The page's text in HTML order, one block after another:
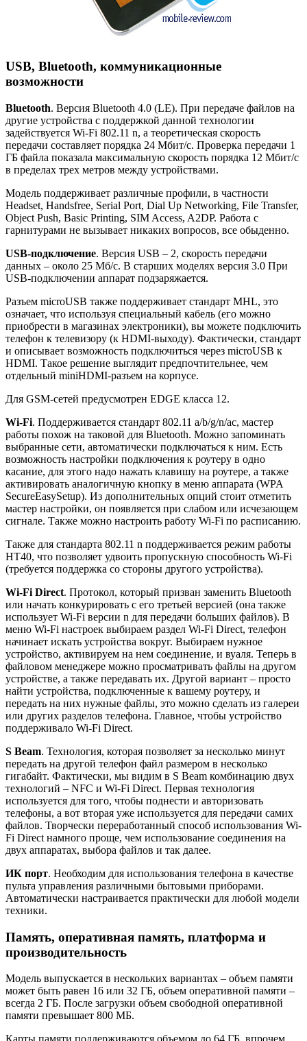
USB, Bluetooth, коммуникационные
возможности
Bluetooth. Версия Bluetooth 4.0 (LE). При передаче файлов на
другие устройства с поддержкой данной технологии
задействуется Wi-Fi 802.11 n, а теоретическая скорость
передачи составляет порядка 24 Мбит/с. Проверка передачи 1
ГБ файла показала максимальную скорость порядка 12 Мбит/c
в пределах трех метров между устройствами.
Модель поддерживает различные профили, в частности
Headset, Handsfree, Serial Port, Dial Up Networking, File Transfer,
Object Push, Basic Printing, SIM Access, A2DP. Работа с
гарнитурами не вызывает никаких вопросов, все обыденно.
USB-подключение. Версия USB – 2, скорость передачи
данных – около 25 Мб/с. В старших моделях версия 3.0 При
USB-подключении аппарат подзаряжается.
Разъем microUSB также поддерживает стандарт MHL, это
означает, что используя специальный кабель (его можно
приобрести в магазинах электроники), вы можете подключить
телефон к телевизору (к HDMI-выходу). Фактически, стандарт
и описывает возможность подключиться через microUSB к
HDMI. Такое решение выглядит предпочтительнее, чем
отдельный miniHDMI-разъем на корпусе.
Для GSM-сетей предусмотрен EDGE класса 12.
Wi-Fi. Поддерживается стандарт 802.11 a/b/g/n/ac, мастер
работы похож на таковой для Bluetooth. Можно запоминать
выбранные сети, автоматически подключаться к ним. Есть
возможность настройки подключения к роутеру в одно
касание, для этого надо нажать клавишу на роутере, а также
активировать аналогичную кнопку в меню аппарата (WPA
SecureEasySetup). Из дополнительных опций стоит отметить
мастер настройки, он появляется при слабом или исчезающем
сигнале. Также можно настроить работу Wi-Fi по расписанию.
Также для стандарта 802.11 n поддерживается режим работы
HT40, что позволяет удвоить пропускную способность Wi-Fi
(требуется поддержка со стороны другого устройства).
Wi-Fi Direct. Протокол, который призван заменить Bluetooth
или начать конкурировать с его третьей версией (она также
использует Wi-Fi версии n для передачи больших файлов). В
меню Wi-Fi настроек выбираем раздел Wi-Fi Direct, телефон
начинает искать устройства вокруг. Выбираем нужное
устройство, активируем на нем соединение, и вуаля. Теперь в
файловом менеджере можно просматривать файлы на другом
устройстве, а также передавать их. Другой вариант – просто
найти устройства, подключенные к вашему роутеру, и
передать на них нужные файлы, это можно сделать из галереи
или других разделов телефона. Главное, чтобы устройство
поддерживало Wi-Fi Direct.
S Beam. Технология, которая позволяет за несколько минут
передать на другой телефон файл размером в несколько
гигабайт. Фактически, мы видим в S Beam комбинацию двух
технологий – NFC и Wi-Fi Direct. Первая технология
используется для того, чтобы поднести и авторизовать
телефоны, а вот вторая уже используется для передачи самих
файлов. Творчески переработанный способ использования Wi-
Fi Direct намного проще, чем использование соединения на
двух аппаратах, выбора файлов и так далее.
ИК порт. Необходим для использования телефона в качестве
пульта управления различными бытовыми приборами.
Автоматически настраивается практически для любой модели
техники.
Память, оперативная память, платформа и
производительность
Модель выпускается в нескольких вариантах – объем памяти
может быть равен 16 или 32 ГБ, объем оперативной памяти –
всегда 2 ГБ. После загрузки объем свободной оперативной
памяти превышает 800 МБ.